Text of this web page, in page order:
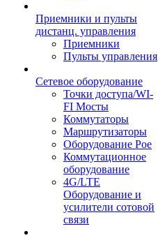
Приемники и пульты
дистанц. управления
Приемники
Пульты управления
Сетевое оборудование
Точки доступа/WI-
FI Мосты
Коммутаторы
Маршрутизаторы
Оборудование Poe
Коммутационное
оборудование
4G/LTE
Оборудование и
усилители сотовой
связи